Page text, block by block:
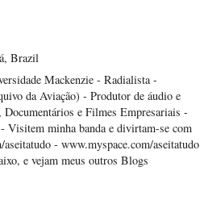
Brazil
Mackenzie - Radialista -
da Aviação) - Produtor de áudio e
e Filmes Empresariais -
Visitem minha banda e divirtam-se com
- www.myspace.com/aseitatudo
e vejam meus outros Blogs